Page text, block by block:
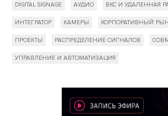
DIGITAL SIGNAGE АУДИО ВКС И УДАЛЕННАЯ
ИНТЕГРАТОР КАМЕРЫ КОРПОРАТИВНЫЙ
ПРОЕКТЫ РАСПРЕДЕЛЕНИЕ СИГНАЛОВ
УПРАВЛЕНИЕ И АВТОМАТИЗАЦИЯ